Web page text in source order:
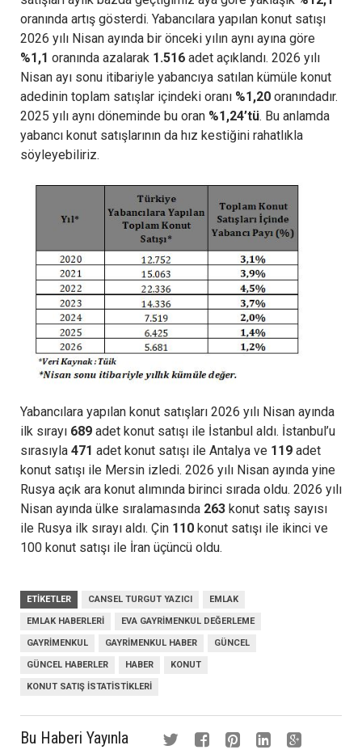
oranında artış gösterdi. Yabancılara yapılan konut satışı
2026 yılı Nisan ayında bir önceki yılın aynı ayına göre
%1,1 oranında azalarak 1.516 adet açıklandı. 2026 yılı
Nisan ayı sonu itibariyle yabancıya satılan kümüle konut
adedinin toplam satışlar içindeki oranı %1,20 oranındadır.
2025 yılı aynı döneminde bu oran %1,24’tü. Bu anlamda
yabancı konut satışlarının da hız kestiğini rahatlıkla
söyleyebiliriz.
Yabancılara yapılan konut satışları 2026 yılı Nisan ayında
ilk sırayı 689 adet konut satışı ile İstanbul aldı. İstanbul’u
sırasıyla 471 adet konut satışı ile Antalya ve 119 adet
konut satışı ile Mersin izledi. 2026 yılı Nisan ayında yine
Rusya açık ara konut alımında birinci sırada oldu. 2026 yılı
Nisan ayında ülke sıralamasında 263 konut satış sayısı
ile Rusya ilk sırayı aldı. Çin 110 konut satışı ile ikinci ve
100 konut satışı ile İran üçüncü oldu.
ETIKETLER CANSEL TURGUT YAZICI EMLAK
EMLAK HABERLERI EVA GAYRIMENKUL DEĞERLEME
GAYRIMENKUL GAYRIMENKUL HABER GÜNCEL
GÜNCEL HABERLER HABER KONUT
KONUT SATIŞ ISTATISTIKLERI
Bu Haberi Yayınla